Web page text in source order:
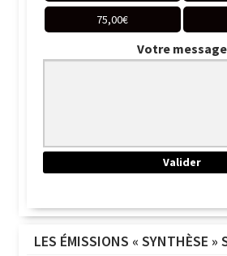
75,00€
Votre message
LES ÉMISSIONS « SYNTHÈSE »